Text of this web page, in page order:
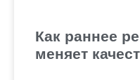
Как раннее
меняет